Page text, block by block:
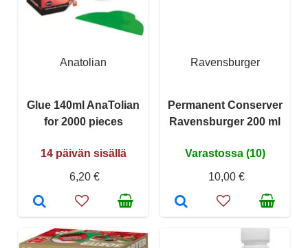
Anatolian
Glue 140ml AnaTolian
for 2000 pieces
14 päivän sisällä
6,20 €
Ravensburger
Permanent Conserver
Ravensburger 200 ml
Varastossa (10)
10,00 €